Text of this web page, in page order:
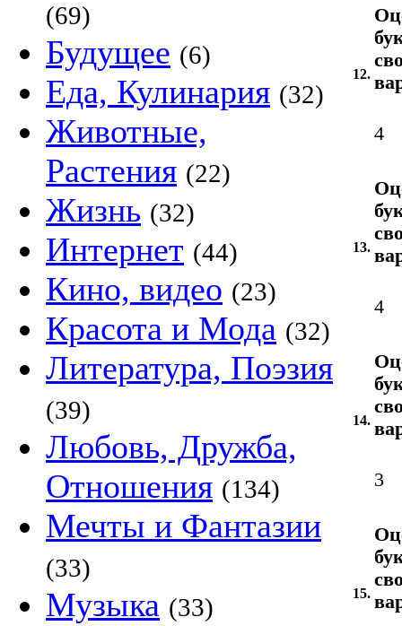
(69)
Будущее (6)
Еда, Кулинария (32)
Животные,
Растения (22)
Жизнь (32)
Интернет (44)
Кино, видео (23)
Красота и Мода (32)
Литература, Поэзия
(39)
Любовь, Дружба,
Отношения (134)
Мечты и Фантазии
(33)
Музыка (33)
12.
4
13.
4
14.
3
15.